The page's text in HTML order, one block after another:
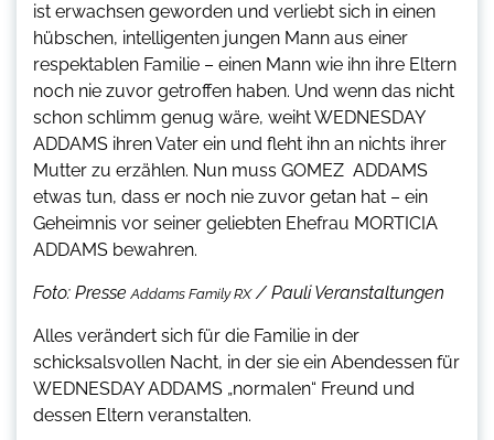
ist erwachsen geworden und verliebt sich in einen
hübschen, intelligenten jungen Mann aus einer
respektablen Familie – einen Mann wie ihn ihre Eltern
noch nie zuvor getroffen haben. Und wenn das nicht
schon schlimm genug wäre, weiht WEDNESDAY
ADDAMS ihren Vater ein und fleht ihn an nichts ihrer
Mutter zu erzählen. Nun muss GOMEZ ADDAMS
etwas tun, dass er noch nie zuvor getan hat – ein
Geheimnis vor seiner geliebten Ehefrau MORTICIA
ADDAMS bewahren.
Foto: PresseAddams Family RX/ Pauli Veranstaltungen
Alles verändert sich für die Familie in der
schicksalsvollen Nacht, in der sie ein Abendessen für
WEDNESDAY ADDAMS „normalen“ Freund und
dessen Eltern veranstalten.